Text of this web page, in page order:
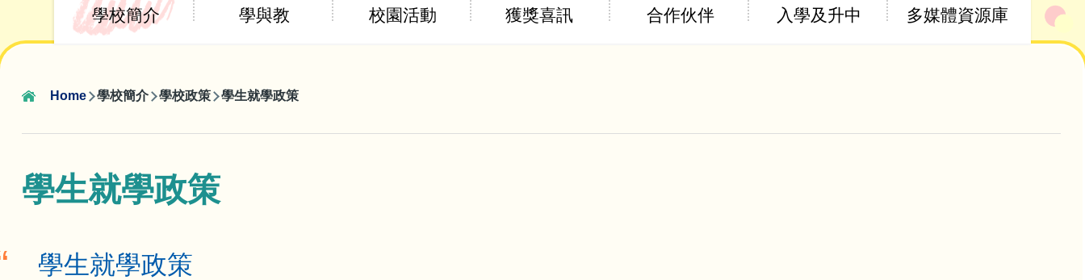
navigation
學校簡介 學與教 校園活動 獲獎喜訊 合作伙伴 入學及升中 多媒體資源庫
Breadcrumb
Home 學校簡介 學校政策 學生就學政策
學生就學政策
學生就學政策